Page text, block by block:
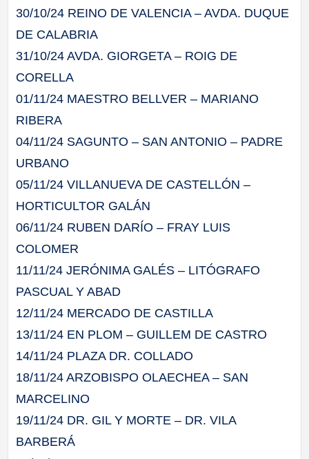
30/10/24 REINO DE VALENCIA – AVDA. DUQUE
DE CALABRIA
31/10/24 AVDA. GIORGETA – ROIG DE
CORELLA
01/11/24 MAESTRO BELLVER – MARIANO
RIBERA
04/11/24 SAGUNTO – SAN ANTONIO – PADRE
URBANO
05/11/24 VILLANUEVA DE CASTELLÓN –
HORTICULTOR GALÁN
06/11/24 RUBEN DARÍO – FRAY LUIS
COLOMER
11/11/24 JERÓNIMA GALÉS – LITÓGRAFO
PASCUAL Y ABAD
12/11/24 MERCADO DE CASTILLA
13/11/24 EN PLOM – GUILLEM DE CASTRO
14/11/24 PLAZA DR. COLLADO
18/11/24 ARZOBISPO OLAECHEA – SAN
MARCELINO
19/11/24 DR. GIL Y MORTE – DR. VILA
BARBERÁ